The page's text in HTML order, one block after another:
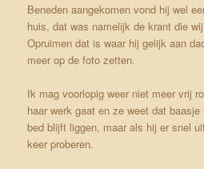
Beneden aangekomen vond hij wel
huis, dat was namelijk de krant die
Opruimen dat is waar hij gelijk aan
meer op de foto zetten.
Ik mag voorlopig weer niet meer vrij
haar werk gaat en ze weet dat
bed blijft liggen, maar als hij er snel
keer proberen.